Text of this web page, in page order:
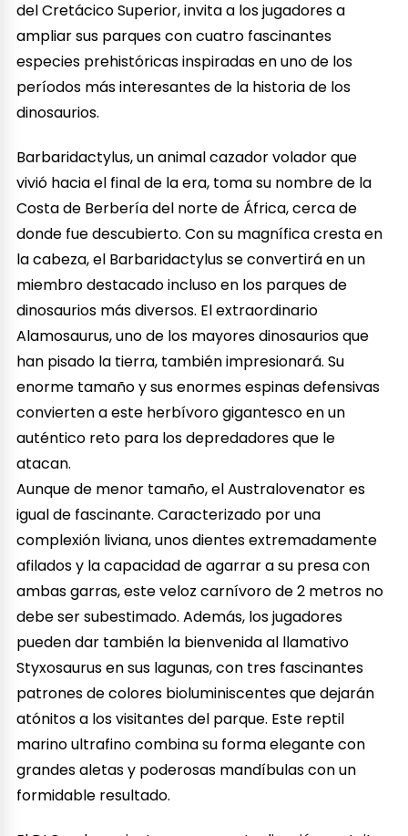
del Cretácico Superior, invita a los jugadores a
ampliar sus parques con cuatro fascinantes
especies prehistóricas inspiradas en uno de los
períodos más interesantes de la historia de los
dinosaurios.
Barbaridactylus, un animal cazador volador que
vivió hacia el final de la era, toma su nombre de la
Costa de Berbería del norte de África, cerca de
donde fue descubierto. Con su magnífica cresta en
la cabeza, el Barbaridactylus se convertirá en un
miembro destacado incluso en los parques de
dinosaurios más diversos. El extraordinario
Alamosaurus, uno de los mayores dinosaurios que
han pisado la tierra, también impresionará. Su
enorme tamaño y sus enormes espinas defensivas
convierten a este herbívoro gigantesco en un
auténtico reto para los depredadores que le
atacan.
Aunque de menor tamaño, el Australovenator es
igual de fascinante. Caracterizado por una
complexión liviana, unos dientes extremadamente
afilados y la capacidad de agarrar a su presa con
ambas garras, este veloz carnívoro de 2 metros no
debe ser subestimado. Además, los jugadores
pueden dar también la bienvenida al llamativo
Styxosaurus en sus lagunas, con tres fascinantes
patrones de colores bioluminiscentes que dejarán
atónitos a los visitantes del parque. Este reptil
marino ultrafino combina su forma elegante con
grandes aletas y poderosas mandíbulas con un
formidable resultado.